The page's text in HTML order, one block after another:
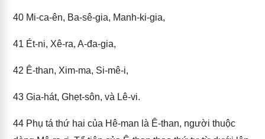
40 Mi-ca-ên, Ba-sê-gia, Manh-ki-gia,
41 Ét-ni, Xê-ra, A-đa-gia,
42 Ê-than, Xim-ma, Si-mê-i,
43 Gia-hát, Ghẹt-sôn, và Lê-vi.
44 Phụ tá thứ hai của Hê-man là Ê-than, người thuộc